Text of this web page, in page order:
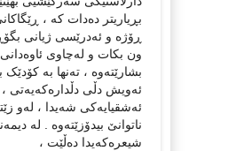
بڕیاریتر دەدات کە ،
ڕۆژە و ئەدرێسی ژیانی
ون بکات و لەچاوی
بشارێتەوە ، تەنها بە کۆدێک
ئەویش دڵی دڵدارەکەیەتی
ئەشقیایەکی شەیدا ، لەو
ناتوانێ بیدۆزێتەوە . لە
شیعرەکەیدا دەڵێت ،